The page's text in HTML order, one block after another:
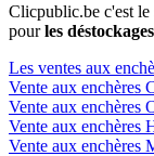
Clicpublic.be c'est le
pourles
Les ventes aux
Vente aux enchères
Vente aux enchères
Vente aux enchères
Vente aux enchères